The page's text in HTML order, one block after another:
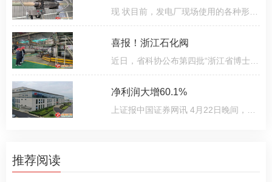
喜报！浙江石化阀
净利润大增60.1%
推荐阅读